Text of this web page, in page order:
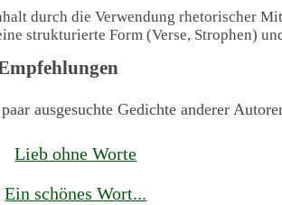
durch die Verwendung rhetorischer
strukturierte Form (Verse, Strophen)
ausgesuchte Gedichte anderer
Lieb ohne Worte
Ein schönes Wort...